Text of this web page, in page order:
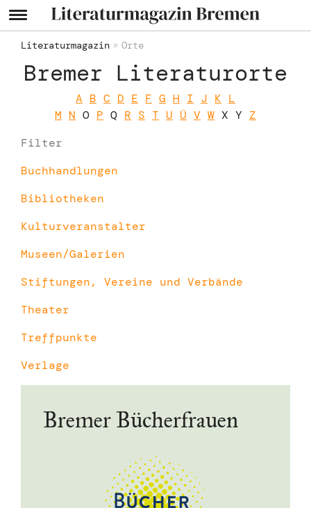
Literaturmagazin Orte
Bremer Literaturorte
A B C D E F G H I J K L
M N O P Q R S T U Ü V W X Y Z
Filter
Buchhandlungen
Bibliotheken
Kultur­veranstalter
Museen/Galerien
Stiftungen, Vereine und Verbände
Theater
Treffpunkte
Verlage
Bremer Bücherfrauen